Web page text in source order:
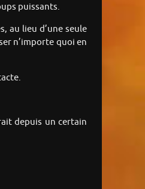
puissants.
au lieu d’une seule
n’importe quoi en
depuis un certain